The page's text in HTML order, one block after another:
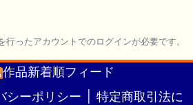
行ったアカウントでのログインが必要です。
作品新着順フィード
シーポリシー
特定商取引法に